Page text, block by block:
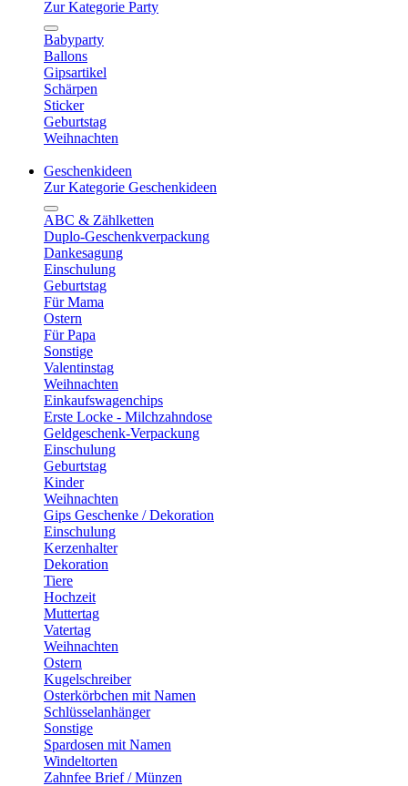
Zur Kategorie Party
Babyparty
Ballons
Gipsartikel
Schärpen
Sticker
Geburtstag
Weihnachten
Geschenkideen
Zur Kategorie Geschenkideen
ABC & Zählketten
Duplo-Geschenkverpackung
Dankesagung
Einschulung
Geburtstag
Für Mama
Ostern
Für Papa
Sonstige
Valentinstag
Weihnachten
Einkaufswagenchips
Erste Locke - Milchzahndose
Geldgeschenk-Verpackung
Einschulung
Geburtstag
Kinder
Weihnachten
Gips Geschenke / Dekoration
Einschulung
Kerzenhalter
Dekoration
Tiere
Hochzeit
Muttertag
Vatertag
Weihnachten
Ostern
Kugelschreiber
Osterkörbchen mit Namen
Schlüsselanhänger
Sonstige
Spardosen mit Namen
Windeltorten
Zahnfee Brief / Münzen